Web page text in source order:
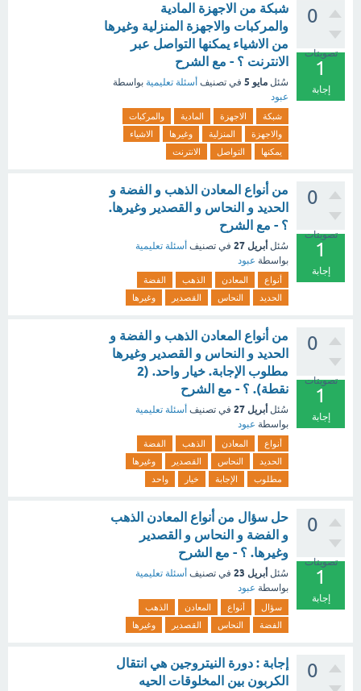
0
تصويتات
1
إجابة
شبكة من الاجهزة المادية
والمركبات والاجهزة المنزلية وغيرها
من الاشياء يمكنها التواصل عبر
الانترنت ؟ - مع الشرح
سُئل مايو 5 في تصنيف أسئلة تعليمية بواسطة
عبود
شبكة الاجهزة المادية
والمركبات
والاجهزة
المنزلية وغيرها
الاشياء
يمكنها
التواصل الانترنت
0
تصويتات
1
إجابة
من أنواع المعادن الذهب و الفضة و
الحديد و النحاس و القصدير وغيرها.
؟ - مع الشرح
سُئل أبريل 27 في تصنيف أسئلة تعليمية
بواسطة عبود
أنواع المعادن الذهب
الفضة
الحديد
النحاس القصدير وغيرها
0
تصويتات
1
إجابة
من أنواع المعادن الذهب و الفضة و
الحديد و النحاس و القصدير وغيرها
مطلوب الإجابة. خيار واحد. (2
نقطة). ؟ - مع الشرح
سُئل أبريل 27 في تصنيف أسئلة تعليمية
بواسطة عبود
أنواع المعادن الذهب
الفضة
الحديد
النحاس القصدير
وغيرها
مطلوب
الإجابة خيار واحد
0
تصويتات
1
إجابة
حل سؤال من أنواع المعادن الذهب
و الفضة و النحاس و القصدير
وغيرها. ؟ - مع الشرح
سُئل أبريل 23 في تصنيف أسئلة تعليمية
بواسطة عبود
سؤال أنواع المعادن
الذهب
الفضة
النحاس القصدير وغيرها
0
إجابة : دورة النيتروجين هي انتقال
الكربون بين المخلوقات الحيه